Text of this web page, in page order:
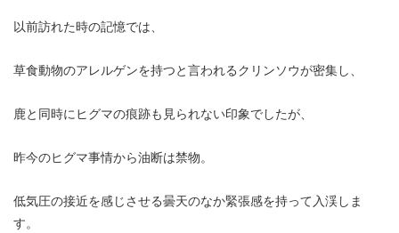
以前訪れた時の記憶では、
草食動物のアレルゲンを持つと言われるクリンソウが密集し、
鹿と同時にヒグマの痕跡も見られない印象でしたが、
昨今のヒグマ事情から油断は禁物。
低気圧の接近を感じさせる曇天のなか緊張感を持って入渓しま
す。